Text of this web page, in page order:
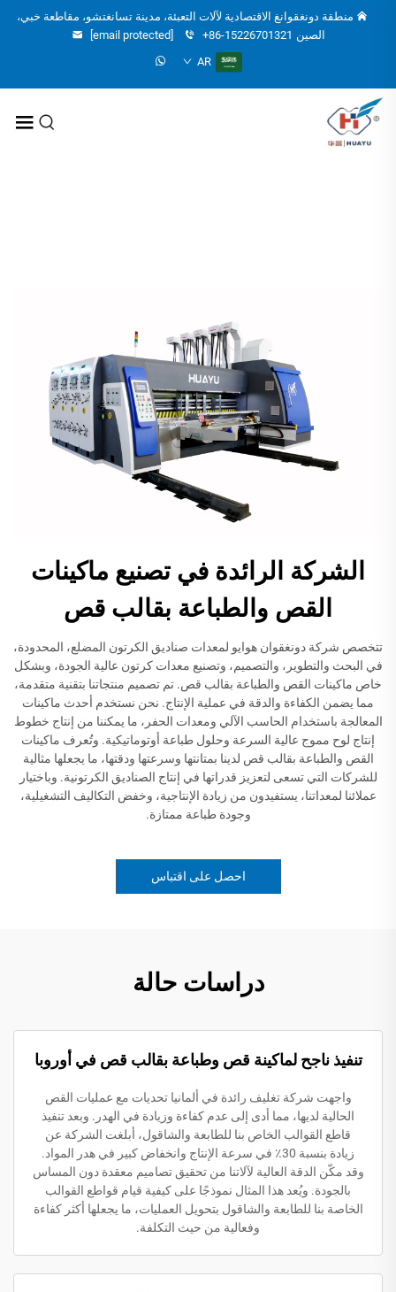
منطقة دونغقوانغ الاقتصادية لآلات التعبئة، مدينة تسانغتشو، مقاطعة خبي،
الصين +86-15226701321
[email protected]
AR
الشركة الرائدة في تصنيع ماكينات
القص والطباعة بقالب قص
تتخصص شركة دونغقوان هوايو لمعدات صناديق الكرتون المضلع، المحدودة،
في البحث والتطوير، والتصميم، وتصنيع معدات كرتون عالية الجودة، وبشكل
خاص ماكينات القص والطباعة بقالب قص. تم تصميم منتجاتنا بتقنية متقدمة،
مما يضمن الكفاءة والدقة في عملية الإنتاج. نحن نستخدم أحدث ماكينات
المعالجة باستخدام الحاسب الآلي ومعدات الحفر، ما يمكننا من إنتاج خطوط
إنتاج لوح مموج عالية السرعة وحلول طباعة أوتوماتيكية. وتُعرف ماكينات
القص والطباعة بقالب قص لدينا بمتانتها وسرعتها ودقتها، ما يجعلها مثالية
للشركات التي تسعى لتعزيز قدراتها في إنتاج الصناديق الكرتونية. وباختيار
عملائنا لمعداتنا، يستفيدون من زيادة الإنتاجية، وخفض التكاليف التشغيلية،
وجودة طباعة ممتازة.
احصل على اقتباس
دراسات حالة
تنفيذ ناجح لماكينة قص وطباعة بقالب قص في أوروبا
واجهت شركة تغليف رائدة في ألمانيا تحديات مع عمليات القص
الحالية لديها، مما أدى إلى عدم كفاءة وزيادة في الهدر. وبعد تنفيذ
قاطع القوالب الخاص بنا للطابعة والشاقول، أبلغت الشركة عن
زيادة بنسبة 30٪ في سرعة الإنتاج وانخفاض كبير في هدر المواد.
وقد مكّن الدقة العالية لآلاتنا من تحقيق تصاميم معقدة دون المساس
بالجودة. ويُعد هذا المثال نموذجًا على كيفية قيام قواطع القوالب
الخاصة بنا للطابعة والشاقول بتحويل العمليات، ما يجعلها أكثر كفاءة
وفعالية من حيث التكلفة.